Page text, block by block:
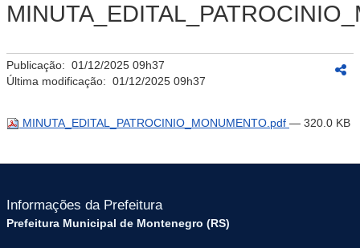
Publicação: 01/12/2025 09h37
Última modificação: 01/12/2025 09h37
MINUTA_EDITAL_PATROCINIO_MONUMENTO.pdf — 320.0 KB
Informações da Prefeitura
Prefeitura Municipal de Montenegro (RS)